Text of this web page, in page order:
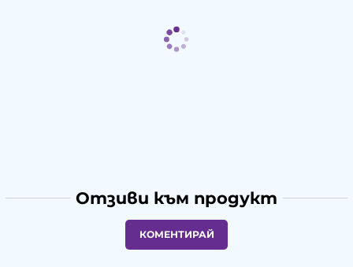
Отзиви към продукт
КОМЕНТИРАЙ